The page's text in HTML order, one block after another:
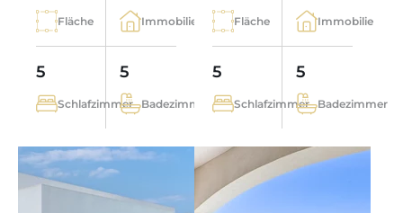
Fläche Immobilie
5
Schlafzimmer
5
Badezimmer
Fläche Immobilie
5
Schlafzimmer
5
Badezimmer